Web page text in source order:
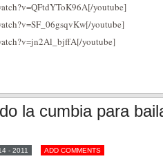
youtube]
youtube]
youtube]
la cumbia para
- 2011 ADD COMMENTS